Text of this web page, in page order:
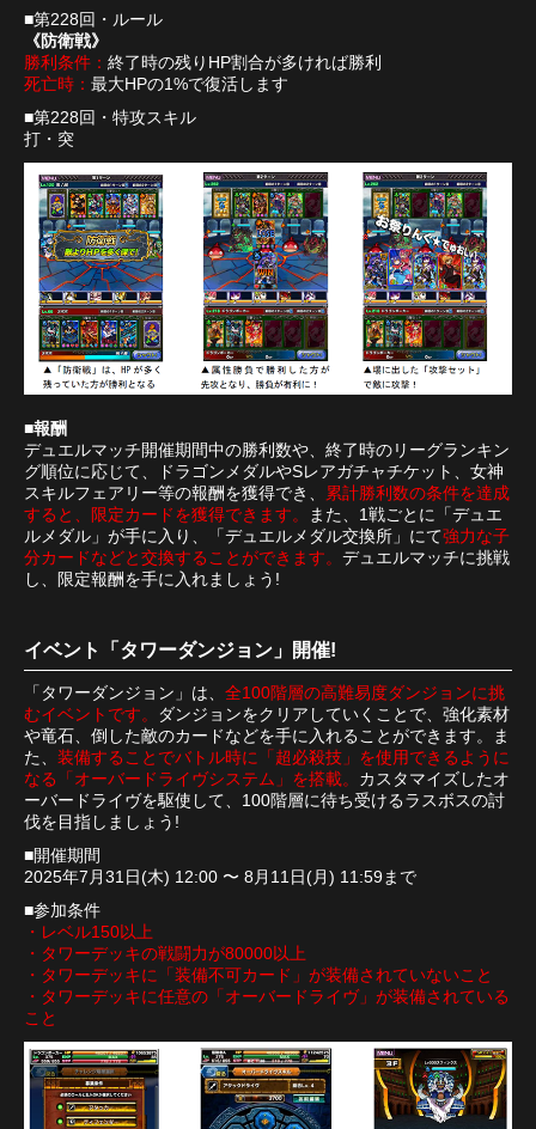
■第228回・ルール
《防衛戦》
勝利条件： 終了時の残りHP割合が多ければ勝利
死亡時： 最大HPの1%で復活します
■第228回・特攻スキル
打・突
■報酬
デュエルマッチ開催期間中の勝利数や、終了時のリーグランキン
グ順位に応じて、ドラゴンメダルやSレアガチャチケット、女神
スキルフェアリー等の報酬を獲得でき、
累計勝利数の条件を達成
すると、限定カードを獲得できます。
また、1戦ごとに「デュエ
ルメダル」が手に入り、「デュエルメダル交換所」にて強力な子
分カードなどと交換することができます。 デュエルマッチに挑戦
し、限定報酬を手に入れましょう!
イベント「タワーダンジョン」開催!
「タワーダンジョン」は、 全100階層の高難易度ダンジョンに挑
むイベントです。
ダンジョンをクリアしていくことで、強化素材
や竜石、倒した敵のカードなどを手に入れることができます。ま
た、 装備することでバトル時に「超必殺技」を使用できるように
なる「オーバードライヴシステム」を搭載。 カスタマイズしたオ
ーバードライヴを駆使して、100階層に待ち受けるラスボスの討
伐を目指しましょう!
■開催期間
2025年7月31日(木) 12:00 〜 8月11日(月) 11:59まで
■参加条件
・レベル150以上
・タワーデッキの戦闘力が80000以上
・タワーデッキに「装備不可カード」が装備されていないこと
・タワーデッキに任意の「オーバードライヴ」が装備されている
こと